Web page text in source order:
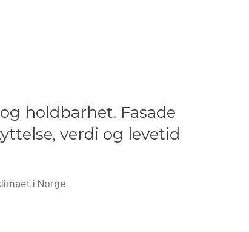
holdbarhet. Fasade
verdi og levetid
i Norge.